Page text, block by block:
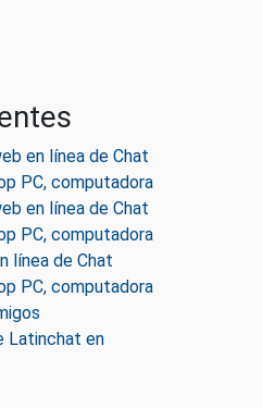
en línea de Chat
PC, computadora
en línea de Chat
PC, computadora
línea de Chat
PC, computadora
Latinchat en